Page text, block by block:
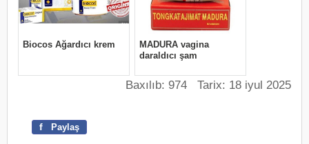
Baxılıb: 974 Tarix: 18 iyul 2025
f Paylaş